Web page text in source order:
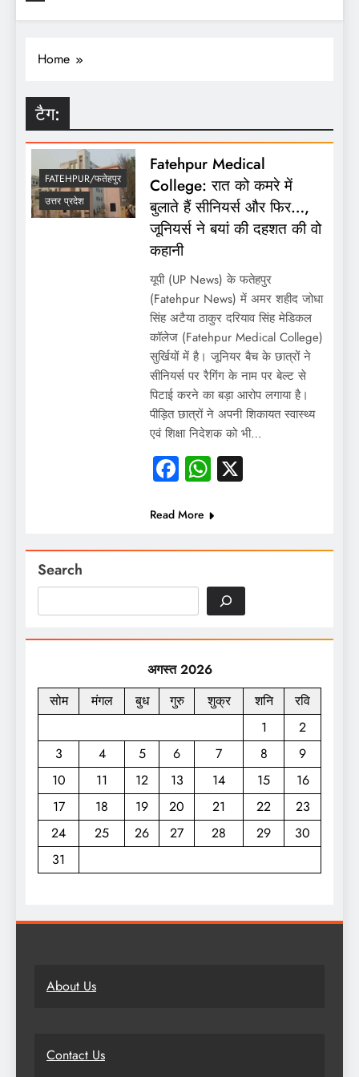
Home
टैग:
FATEHPUR/फतेहपुर
उत्तर प्रदेश
Fatehpur Medical
College: रात को कमरे में
बुलाते हैं सीनियर्स और फिर…,
जूनियर्स ने बयां की दहशत की वो
कहानी
यूपी (UP News) के फतेहपुर
(Fatehpur News) में अमर शहीद जोधा
सिंह अटैया ठाकुर दरियाव सिंह मेडिकल
कॉलेज (Fatehpur Medical College)
सुर्खियों में है। जूनियर बैच के छात्रों ने
सीनियर्स पर रैगिंग के नाम पर बेल्ट से
पिटाई करने का बड़ा आरोप लगाया है।
पीड़ित छात्रों ने अपनी शिकायत स्वास्थ्य
एवं शिक्षा निदेशक को भी…
Facebook
WhatsApp
X
Read More
Search
अगस्त 2026
सोम
मंगल बुध गुरु शुक्र शनि
रवि
1
2
3
4 5 6 7 8
9
10
11 12 13 14 15
16
17
18 19 20 21 22
23
24
25 26 27 28 29
30
31
About Us
Contact Us